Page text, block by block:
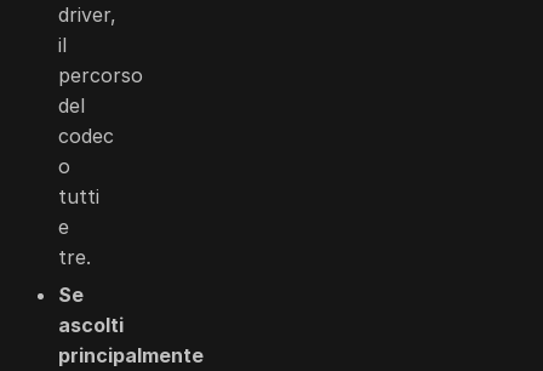
driver,
il
percorso
del
codec
o
tutti
e
tre.
Se
ascolti
principalmente